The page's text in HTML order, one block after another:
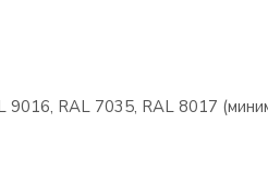
RAL 7035, RAL 8017